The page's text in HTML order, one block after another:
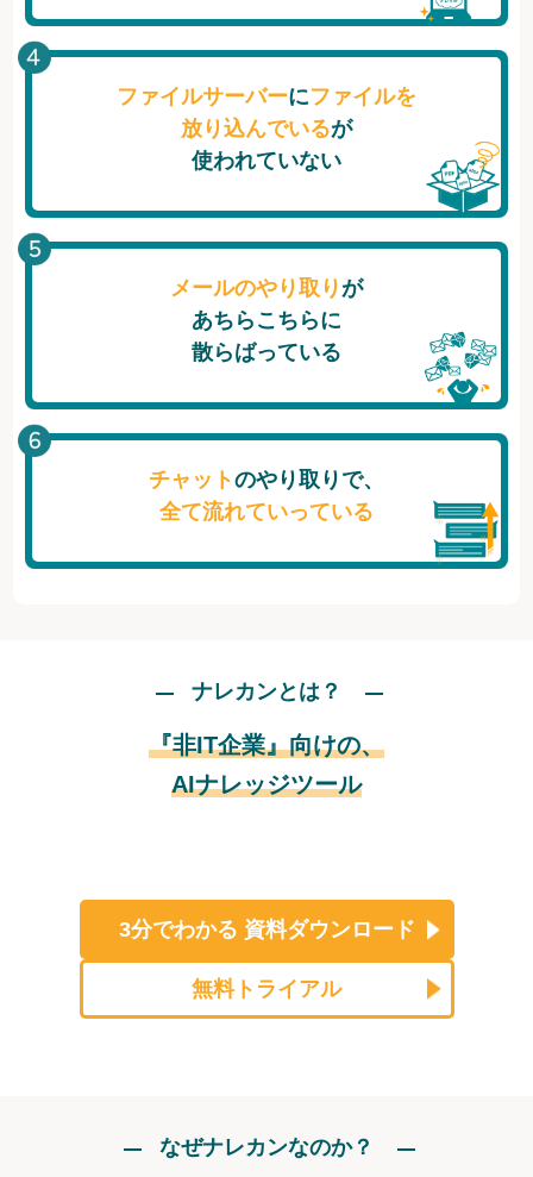
ファイルサーバーにファイルを
放り込んでいるが
使われていない
メールのやり取り が
あちらこちらに
散らばっている
チャットのやり取りで、
全て流れていっている
ナレカンとは？
『非IT企業』向けの、
AIナレッジツール
3分でわかる 資料ダウンロード
無料トライアル
なぜナレカンなのか？